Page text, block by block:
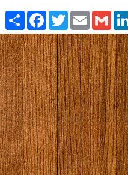
Paylaş FacebookTwitter Email Gmail